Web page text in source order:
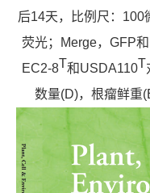
后14天，比例尺：100
荧光；Merge，GFP
EC2‐8T和USDA110T
数量(D)，根瘤鲜重